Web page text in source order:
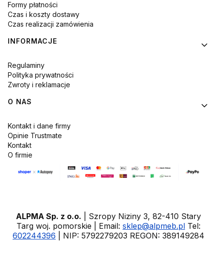
Formy płatności
Czas i koszty dostawy
Czas realizacji zamówienia
INFORMACJE
Regulaminy
Polityka prywatności
Zwroty i reklamacje
O NAS
Kontakt i dane firmy
Opinie Trustmate
Kontakt
O firmie
ALPMA Sp. z o.o. | Szropy Niziny 3, 82-410 Stary
Targ woj. pomorskie | Email: sklep@alpmeb.pl Tel:
602244396 | NIP: 5792279203 REGON: 389149284